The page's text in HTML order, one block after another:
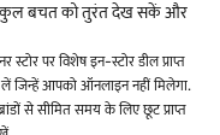
कुल बचत को तुरंत देख सकें और
पर विशेष इन-स्टोर डील प्राप्त
जिन्हें आपको ऑनलाइन नहीं मिलेगा.
से सीमित समय के लिए छूट प्राप्त